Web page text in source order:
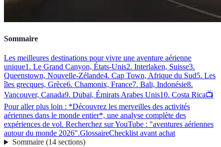
Sommaire
Les meilleures destinations pour vivre une aventure aérienne
unique1. Le Grand Canyon, États-Unis2. Interlaken, Suisse3.
Queenstown, Nouvelle-Zélande4. Cap Town, Afrique du Sud5. Les
îles grecques, Grèce6. Chamonix, France7. Bali, Indonésie8.
Vancouver, Canada9. Dubaï, Émirats Arabes Unis10. Costa Rica📺
Pour aller plus loin : *Découvrez les merveilles des activités
aériennes dans le monde entier*, une analyse complète des
expériences de vol. Recherchez sur YouTube : "aventures aériennes
autour du monde 2026".GlossaireChecklist avant achat
Sommaire(14 sections)